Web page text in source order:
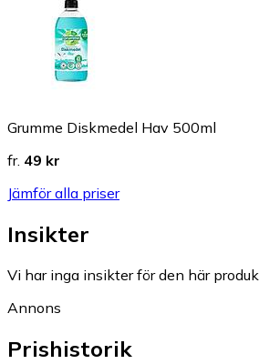
Grumme Diskmedel Hav 500ml
fr. 49 kr
Jämför alla priser
Insikter
Vi har inga insikter för den här
Annons
Prishistorik